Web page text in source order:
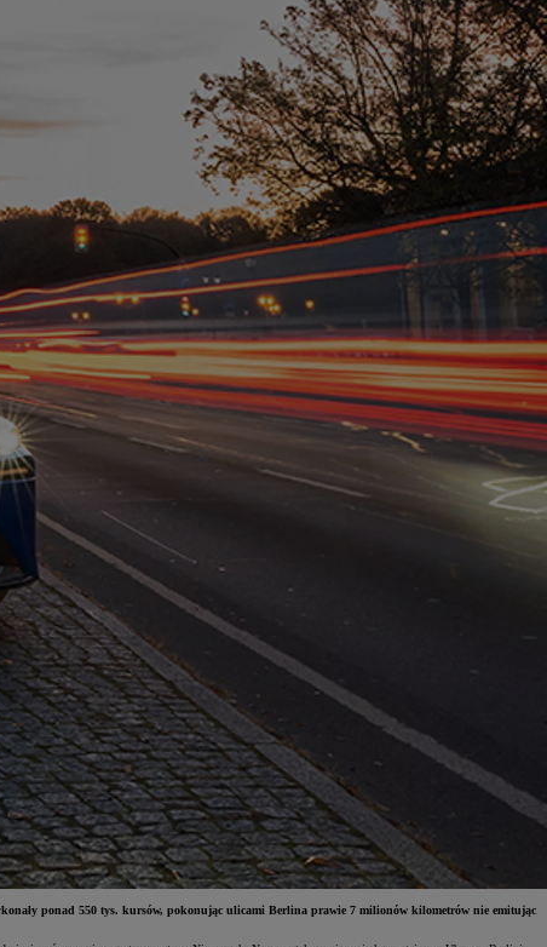
ponad 550 tys. kursów, pokonując ulicami Berlina prawie 7 milionów kilometrów nie emitując